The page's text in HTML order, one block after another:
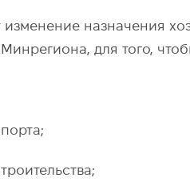
назначения
для того,